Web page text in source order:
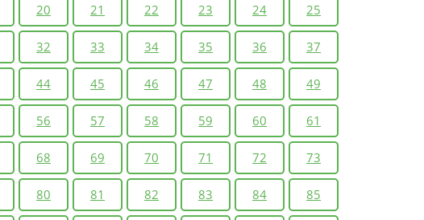
20 21 22 23 24 25
32 33 34 35 36 37
44 45 46 47 48 49
56 57 58 59 60 61
68 69 70 71 72 73
80 81 82 83 84 85